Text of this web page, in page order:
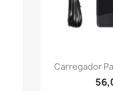

Carregador